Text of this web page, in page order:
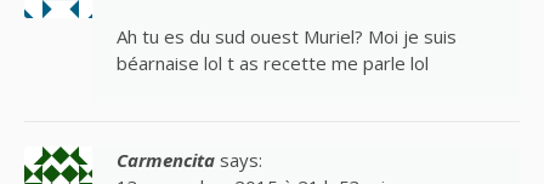
Ah tu es du sud ouest Muriel? Moi je suis
béarnaise lol t as recette me parle lol
Carmencita says: